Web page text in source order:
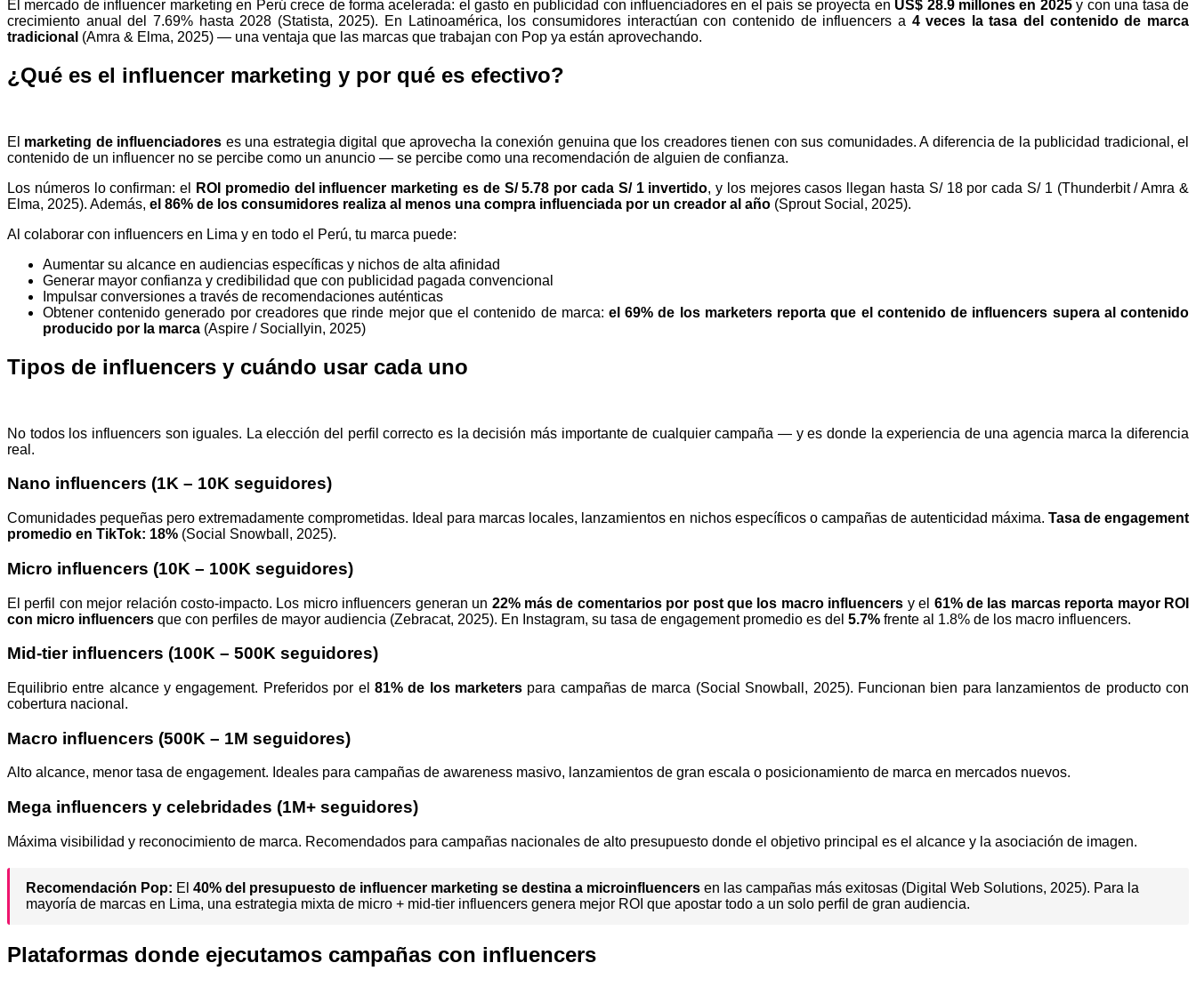
El mercado de influencer marketing en Perú crece de forma acelerada: el gasto en publicidad con influenciadores en el país se proyecta en US$ 28.9 millones en 2025y con una tasa de
crecimiento anual del 7.69% hasta 2028 (Statista, 2025). En Latinoamérica, los consumidores interactúan con contenido de influencers a 4 veces la tasa del contenido de marca
tradicional (Amra & Elma, 2025) — una ventaja que las marcas que trabajan con Pop ya están aprovechando.
¿Qué es el influencer marketing y por qué es efectivo?
El marketing de influenciadores es una estrategia digital que aprovecha la conexión genuina que los creadores tienen con sus comunidades. A diferencia de la publicidad tradicional, el
contenido de un influencer no se percibe como un anuncio — se percibe como una recomendación de alguien de confianza.
Los números lo confirman: el
ROI promedio del influencer marketing es de S/ 5.78 por cada S/ 1 invertido, y los mejores casos llegan hasta S/ 18 por cada S/ 1 (Thunderbit / Amra &
Elma, 2025). Además, el 86% de los consumidores realiza al menos una compra influenciada por un creador al año (Sprout Social, 2025).
Al colaborar con influencers en Lima y en todo el Perú, tu marca puede:
Aumentar su alcance en audiencias específicas y nichos de alta afinidad
Generar mayor confianza y credibilidad que con publicidad pagada convencional
Impulsar conversiones a través de recomendaciones auténticas
Obtener contenido generado por creadores que rinde mejor que el contenido de marca: el 69% de los marketers reporta que el contenido de influencers supera al contenido
producido por la marca (Aspire / Sociallyin, 2025)
Tipos de influencers y cuándo usar cada uno
No todos los influencers son iguales. La elección del perfil correcto es la decisión más importante de cualquier campaña — y es donde la experiencia de una agencia marca la diferencia
real.
Nano influencers (1K – 10K seguidores)
Comunidades pequeñas pero extremadamente comprometidas. Ideal para marcas locales, lanzamientos en nichos específicos o campañas de autenticidad máxima. Tasa de engagement
promedio en TikTok: 18% (Social Snowball, 2025).
Micro influencers (10K – 100K seguidores)
El perfil con mejor relación costo-impacto. Los micro influencers generan un 22% más de comentarios por post que los macro influencers y el 61% de las marcas reporta mayor ROI
con micro influencers que con perfiles de mayor audiencia (Zebracat, 2025). En Instagram, su tasa de engagement promedio es del 5.7% frente al 1.8% de los macro influencers.
Mid-tier influencers (100K – 500K seguidores)
Equilibrio entre alcance y engagement. Preferidos por el 81% de los marketerspara campañas de marca (Social Snowball, 2025). Funcionan bien para lanzamientos de producto con
cobertura nacional.
Macro influencers (500K – 1M seguidores)
Alto alcance, menor tasa de engagement. Ideales para campañas de awareness masivo, lanzamientos de gran escala o posicionamiento de marca en mercados nuevos.
Mega influencers y celebridades (1M+ seguidores)
Máxima visibilidad y reconocimiento de marca. Recomendados para campañas nacionales de alto presupuesto donde el objetivo principal es el alcance y la asociación de imagen.
Recomendación Pop: El 40% del presupuesto de influencer marketing se destina a microinfluencers en las campañas más exitosas (Digital Web Solutions, 2025). Para la
mayoría de marcas en Lima, una estrategia mixta de micro + mid-tier influencers genera mejor ROI que apostar todo a un solo perfil de gran audiencia.
Plataformas donde ejecutamos campañas con influencers